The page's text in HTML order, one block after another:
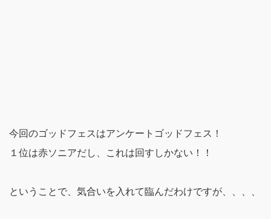
今回のゴッドフェスはアンケートゴッドフェス！
１位は赤ソニアだし、これは回すしかない！！
ということで、気合いを入れて臨んだわけですが、、、、